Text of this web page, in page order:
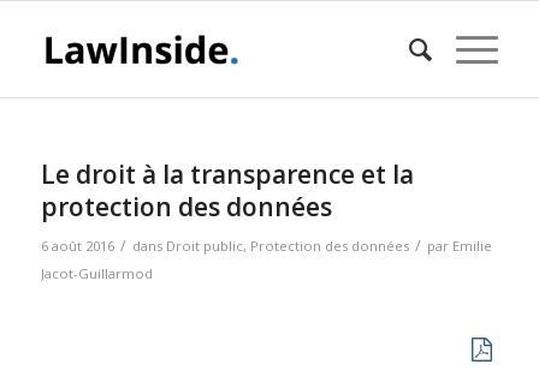
Le droit à la transparence et la
protection des données
6 août 2016 / dans Droit public, Protection des données / par Emilie
Jacot-Guillarmod